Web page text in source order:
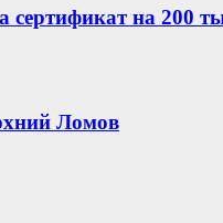
на 200
Ломов